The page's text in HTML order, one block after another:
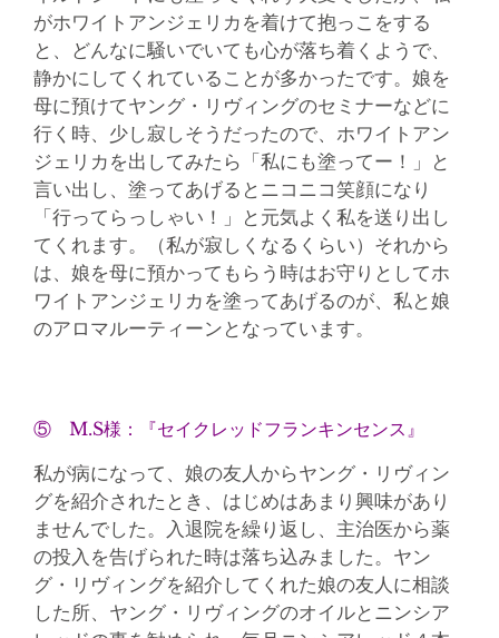
がホワイトアンジェリカを着けて抱っこをする
と、どんなに騒いでいても心が落ち着くようで、
静かにしてくれていることが多かったです。娘を
母に預けてヤング・リヴィングのセミナーなどに
行く時、少し寂しそうだったので、ホワイトアン
ジェリカを出してみたら「私にも塗ってー！」と
言い出し、塗ってあげるとニコニコ笑顔になり
「行ってらっしゃい！」と元気よく私を送り出し
てくれます。（私が寂しくなるくらい）それから
は、娘を母に預かってもらう時はお守りとしてホ
ワイトアンジェリカを塗ってあげるのが、私と娘
のアロマルーティーンとなっています。
⑤ M.S様：『セイクレッドフランキンセンス』
私が病になって、娘の友人からヤング・リヴィン
グを紹介されたとき、はじめはあまり興味があり
ませんでした。入退院を繰り返し、主治医から薬
の投入を告げられた時は落ち込みました。ヤン
グ・リヴィングを紹介してくれた娘の友人に相談
した所、ヤング・リヴィングのオイルとニンシア